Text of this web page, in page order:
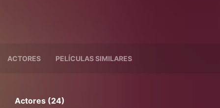
ACTORES PELÍCULAS SIMILARES
Actores (24)